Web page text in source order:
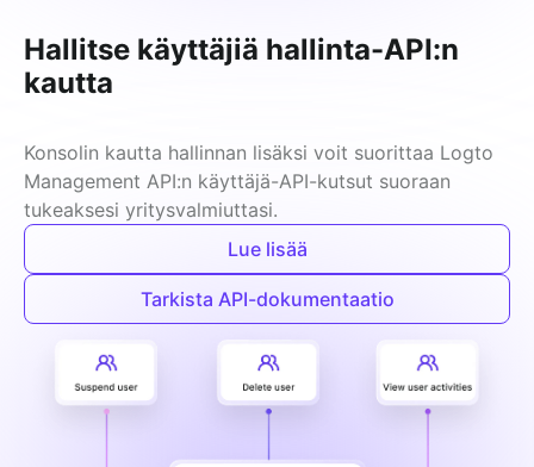
Hallitse käyttäjiä hallinta-API:n
kautta
Konsolin kautta hallinnan lisäksi voit suorittaa Logto
Management API:n käyttäjä-API-kutsut suoraan
tukeaksesi yritysvalmiuttasi.
Lue lisää
Tarkista API-dokumentaatio